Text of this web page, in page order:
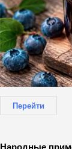
Перейти
Народные